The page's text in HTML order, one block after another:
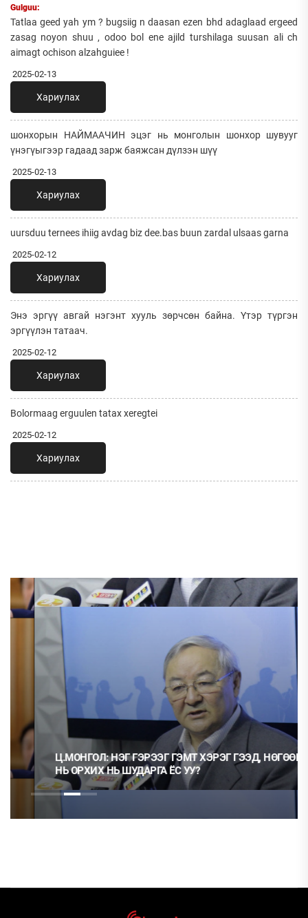
Gulguu:
Tatlaa geed yah ym ? bugsiig n daasan ezen bhd adaglaad ergeed
zasag noyon shuu , odoo bol ene ajild turshilaga suusan ali ch
aimagt ochison alzahguiee !
2025-02-13
Хариулах
шонхорын НАЙМААЧИН эцэг нь монголын шонхор шувууг
үнэгүыгээр гадаад зарж баяжсан дүлзэн шүү
2025-02-13
Хариулах
uursduu ternees ihiig avdag biz dee.bas buun zardal ulsaas garna
2025-02-12
Хариулах
Энэ эргүү авгай нэгэнт хууль зөрчсөн байна. Үтэр түргэн
эргүүлэн татаач.
2025-02-12
Хариулах
Bolormaag erguulen tatax xeregtei
2025-02-12
Хариулах
Ц.МОНГОЛ: НЭГ ГЭРЭЭГ ГЭМТ ХЭРЭГ ГЭЭД, НӨГӨӨГ
НЬ ОРХИХ НЬ ШУДАРГА ЁС УУ?